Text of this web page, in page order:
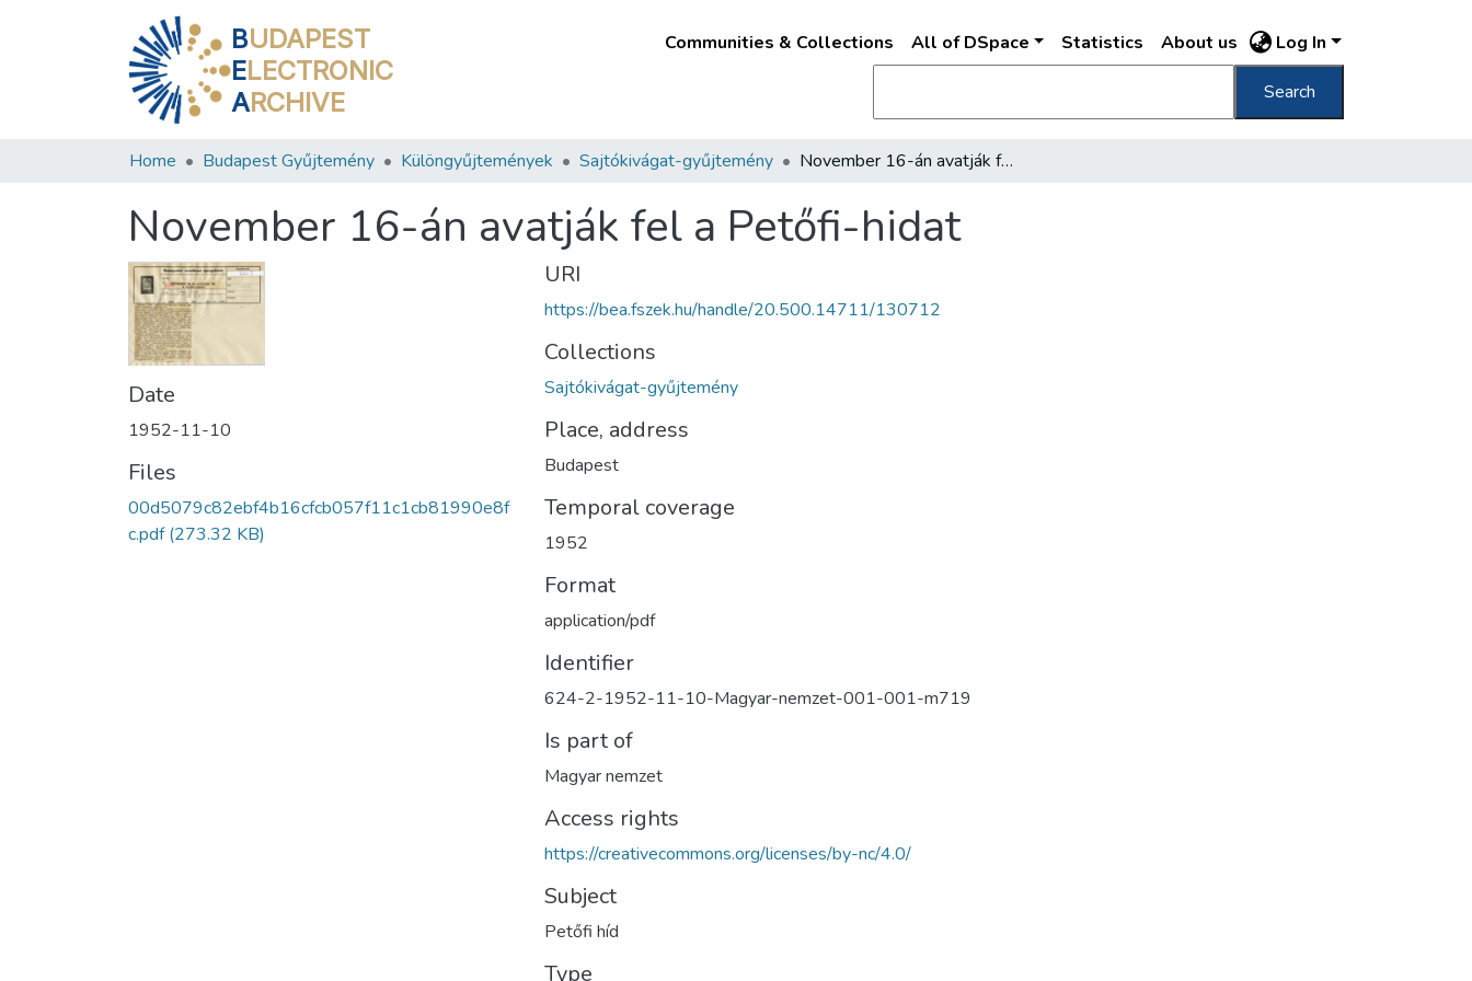
BUDAPEST
ELECTRONIC
ARCHIVE
Communities & Collections All of DSpace Statistics About us Log In
Search
Home Budapest Gyűjtemény Különgyűjtemények Sajtókivágat-gyűjtemény November 16-án avatják fel a Petőfi-hidat
November 16-án avatják fel a Petőfi-hidat
Date
1952-11-10
Files
00d5079c82ebf4b16cfcb057f11c1cb81990e8f
c.pdf(273.32 KB)
URI
https://bea.fszek.hu/handle/20.500.14711/130712
Collections
Sajtókivágat-gyűjtemény
Place, address
Budapest
Temporal coverage
1952
Format
application/pdf
Identifier
624-2-1952-11-10-Magyar-nemzet-001-001-m719
Is part of
Magyar nemzet
Access rights
https://creativecommons.org/licenses/by-nc/4.0/
Subject
Petőfi híd
Type